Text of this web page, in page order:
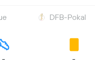
DFB-Pokal
- -